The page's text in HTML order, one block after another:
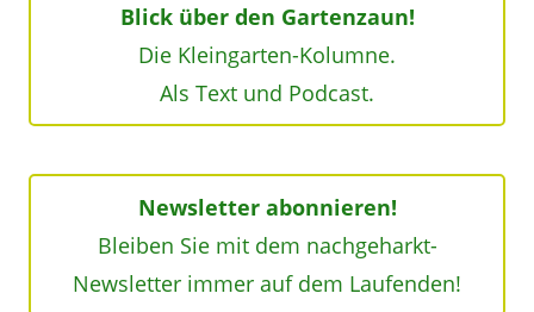
Blick über den Gartenzaun!
Die Kleingarten-Kolumne.
Als Text und Podcast.
Newsletter abonnieren!
Bleiben Sie mit dem nachgeharkt-
Newsletter immer auf dem Laufenden!